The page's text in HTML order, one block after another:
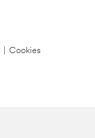
Cookies